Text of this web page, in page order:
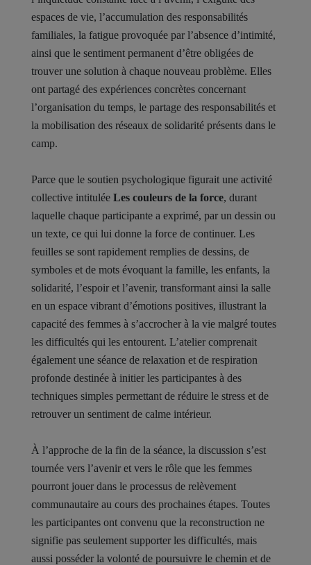
espaces de vie, l’accumulation des responsabilités
familiales, la fatigue provoquée par l’absence d’intimité,
ainsi que le sentiment permanent d’être obligées de
trouver une solution à chaque nouveau problème. Elles
ont partagé des expériences concrètes concernant
l’organisation du temps, le partage des responsabilités et
la mobilisation des réseaux de solidarité présents dans le
camp.
Parce que le soutien psychologique figurait une activité
collective intitulée Les couleurs de la force, durant
laquelle chaque participante a exprimé, par un dessin ou
un texte, ce qui lui donne la force de continuer. Les
feuilles se sont rapidement remplies de dessins, de
symboles et de mots évoquant la famille, les enfants, la
solidarité, l’espoir et l’avenir, transformant ainsi la salle
en un espace vibrant d’émotions positives, illustrant la
capacité des femmes à s’accrocher à la vie malgré toutes
les difficultés qui les entourent. L’atelier comprenait
également une séance de relaxation et de respiration
profonde destinée à initier les participantes à des
techniques simples permettant de réduire le stress et de
retrouver un sentiment de calme intérieur.
À l’approche de la fin de la séance, la discussion s’est
tournée vers l’avenir et vers le rôle que les femmes
pourront jouer dans le processus de relèvement
communautaire au cours des prochaines étapes. Toutes
les participantes ont convenu que la reconstruction ne
signifie pas seulement supporter les difficultés, mais
aussi posséder la volonté de poursuivre le chemin et de